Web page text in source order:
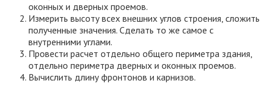
оконных и дверных проемов.
Измерить высоту всех внешних углов строения, сложить
полученные значения. Сделать то же самое с
внутренними углами.
Провести расчет отдельно общего периметра здания,
отдельно периметра дверных и оконных проемов.
Вычислить длину фронтонов и карнизов.